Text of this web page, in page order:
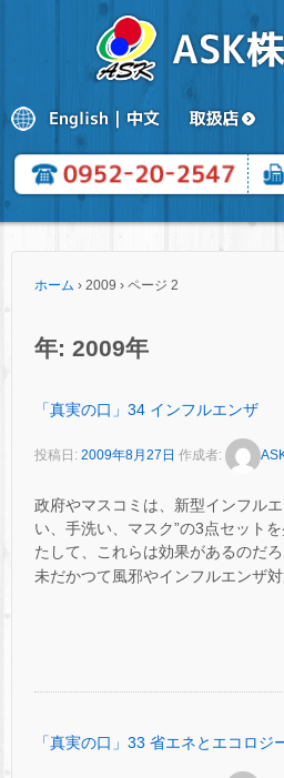
ホーム › 2009 › ページ 2
年: 2009年
「真実の口」34 インフルエンザ
投稿日: 2009年8月27日 作成者:
政府やマスコミは、新型インフル
い、手洗い、マスク”の3点セット
たして、これらは効果があるのだ
未だかつて風邪やインフルエンザ
「真実の口」33 省エネとエコロジ